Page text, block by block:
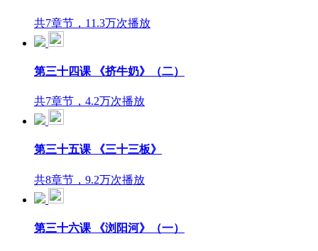
共7章节，11.3万次播放
第三十四课 《挤牛奶》（二）
共7章节，4.2万次播放
第三十五课 《三十三板》
共8章节，9.2万次播放
第三十六课 《浏阳河》（一）